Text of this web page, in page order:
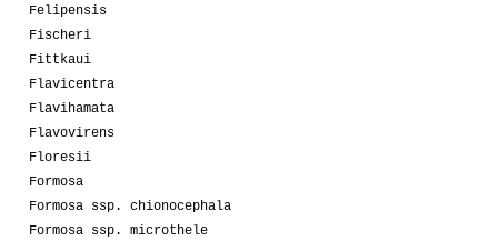
Felipensis
Fischeri
Fittkaui
Flavicentra
Flavihamata
Flavovirens
Floresii
Formosa
Formosa ssp. chionocephala
Formosa ssp. microthele